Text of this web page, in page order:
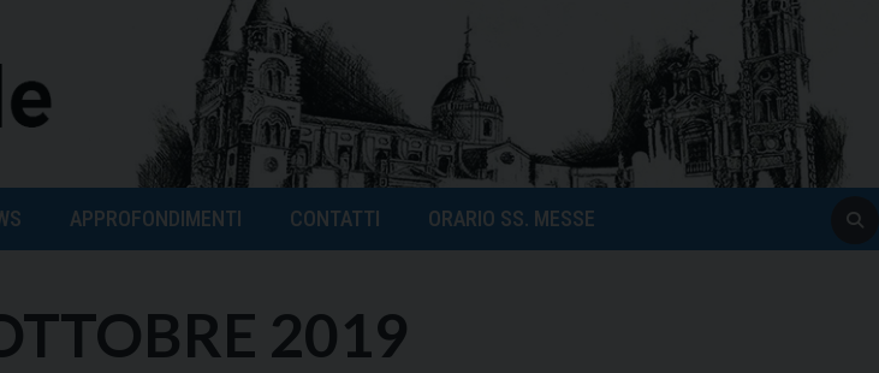
APPROFONDIMENTI CONTATTI ORARIO SS. MESSE
2019